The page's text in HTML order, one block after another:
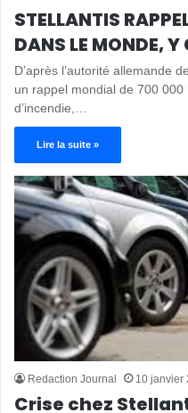
STELLANTIS
DANS LE MONDE,
D’après l’autorité allemande
un rappel mondial de 700
d’incendie,…
Lire la suite »
Redaction Journal 10 janvier
Crise chez